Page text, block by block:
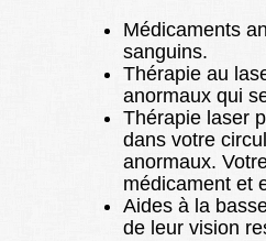
Médicaments
sanguins.
Thérapie au
anormaux qui
Thérapie laser
dans votre
anormaux.
médicament et
Aides à la
de leur vision